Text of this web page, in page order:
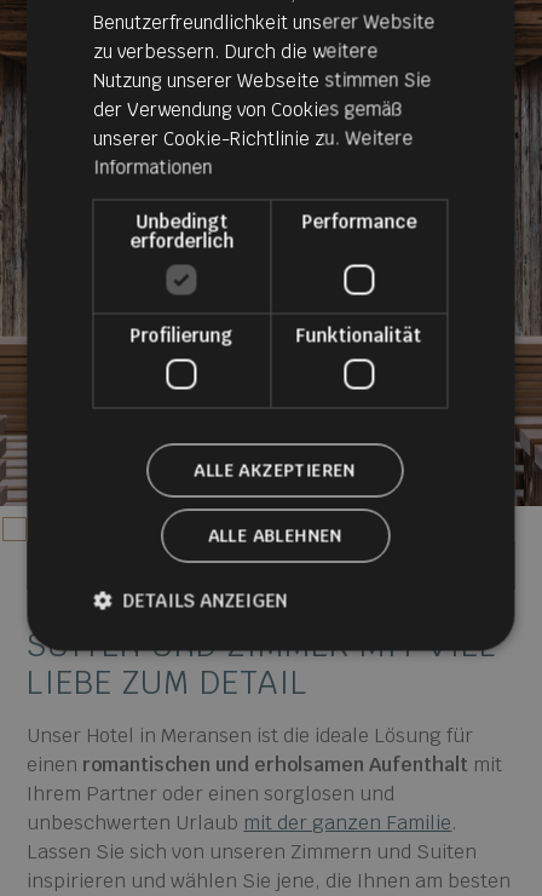
SUITEN UND ZIMMERMIT VIEL
LIEBE ZUM DETAIL
Unser Hotel in Meransen ist die ideale Lösung für
einen romantischen und erholsamen Aufenthalt mit
Ihrem Partner oder einen sorglosen und
unbeschwerten Urlaub mit der ganzen Familie.
Lassen Sie sich von unseren Zimmern und Suiten
inspirieren und wählen Sie jene, die Ihnen am besten
Benutzerfreundlichkeit unserer Website
zu verbessern. Durch die weitere
Nutzung unserer Webseite stimmen Sie
der Verwendung von Cookies gemäß
unserer Cookie-Richtlinie zu. Weitere
Informationen
Unbedingt
erforderlich
Performance
Profilierung Funktionalität
ALLE AKZEPTIEREN
ALLE ABLEHNEN
DETAILS ANZEIGEN